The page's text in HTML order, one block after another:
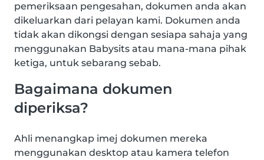
pemeriksaan pengesahan, dokumen anda akan
dikeluarkan dari pelayan kami. Dokumen anda
tidak akan dikongsi dengan sesiapa sahaja yang
menggunakan Babysits atau mana-mana pihak
ketiga, untuk sebarang sebab.
Bagaimana dokumen
diperiksa?
Ahli menangkap imej dokumen mereka
menggunakan desktop atau kamera telefon